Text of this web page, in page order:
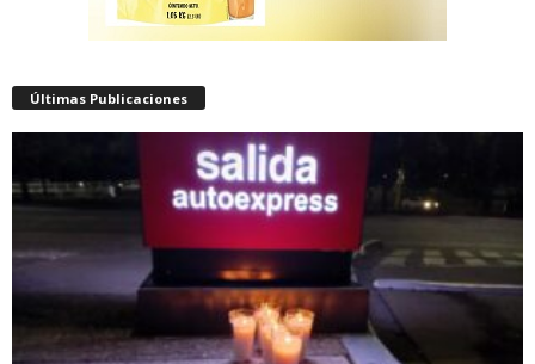
Últimas Publicaciones